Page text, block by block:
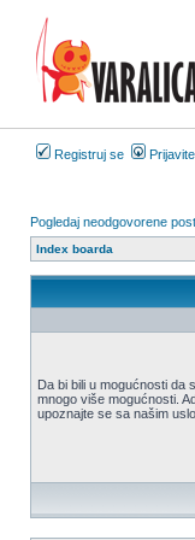
Registruj se
Pogledaj neodgovorene
Index boarda
Da bi bili u mogućnosti da
mnogo više mogućnosti.
upoznajte se sa našim